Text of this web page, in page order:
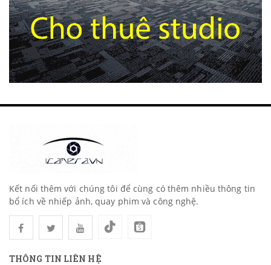
Kết nối thêm với chúng tôi để cùng có thêm nhiều thông tin
bổ ích về nhiếp ảnh, quay phim và công nghệ.
THÔNG TIN LIÊN HỆ